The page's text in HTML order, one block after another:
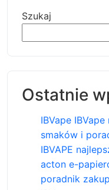
Szukaj
Ostatnie
IBVape
smaków i
IBVAPE
acton e-
poradnik